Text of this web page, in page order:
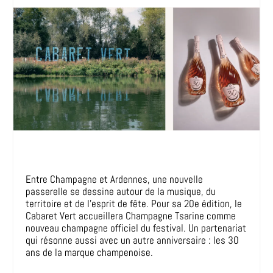
Entre Champagne et Ardennes, une nouvelle
passerelle se dessine autour de la musique, du
territoire et de l’esprit de fête. Pour sa 20e édition, le
Cabaret Vert accueillera Champagne Tsarine comme
nouveau champagne officiel du festival. Un partenariat
qui résonne aussi avec un autre anniversaire : les 30
ans de la marque champenoise.